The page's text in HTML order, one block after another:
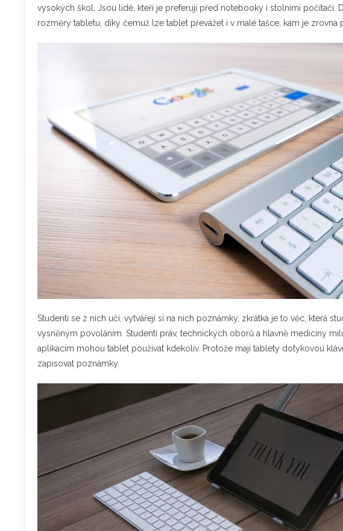
vysokých škol. Jsou lidé, kteří je preferují před notebooky i stolními počítači.
rozměry tabletu, díky čemuž lze tablet převážet i v malé tašce, kam je zrovna
Studenti se z nich učí, vytvářejí si na nich poznámky, zkrátka je to věc, která
vysněným povoláním. Studenti práv, technických oborů a hlavně medicíny
aplikacím mohou tablet používat kdekoliv. Protože mají tablety dotykovou
zapisovat poznámky.